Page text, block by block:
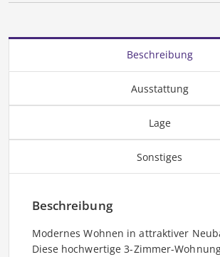
Beschreibung
Ausstattung
Lage
Sonstiges
Beschreibung
Modernes Wohnen in attraktiver
Diese hochwertige 3-Zimmer-